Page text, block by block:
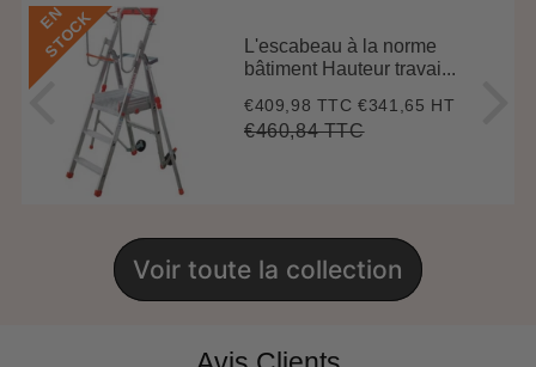
E
N
S
T
O
C
K
L'escabeau à la norme
bâtiment Hauteur travai...
Prix
réduit
€409,98 TTC€409,98
€341,65 HT
Prix
€460,84 TTC€460,84
Voir toute la collection